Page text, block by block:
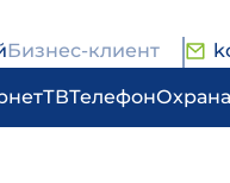
Бизнес-клиент
ТВТелефонОхрана